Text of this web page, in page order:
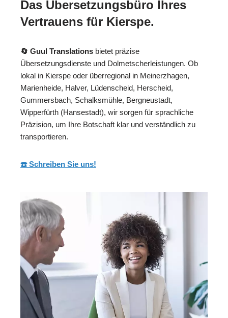
Das Übersetzungsbüro Ihres
Vertrauens für Kierspe.
🔄 Guul Translations bietet präzise
Übersetzungsdienste und Dolmetscherleistungen. Ob
lokal in Kierspe oder überregional in Meinerzhagen,
Marienheide, Halver, Lüdenscheid, Herscheid,
Gummersbach, Schalksmühle, Bergneustadt,
Wipperfürth (Hansestadt), wir sorgen für sprachliche
Präzision, um Ihre Botschaft klar und verständlich zu
transportieren.
☎️ Schreiben Sie uns!